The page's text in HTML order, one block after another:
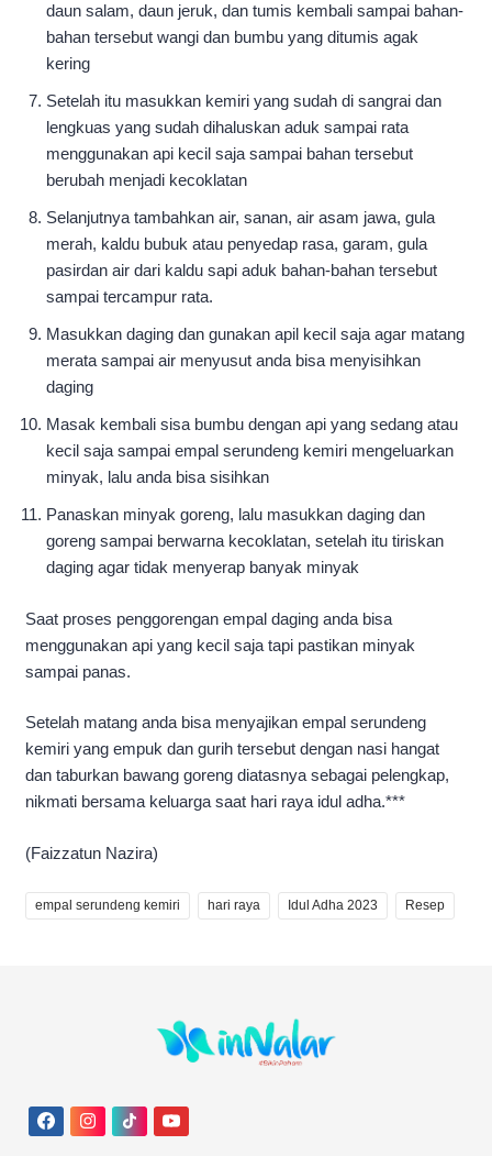
daun salam, daun jeruk, dan tumis kembali sampai bahan-
bahan tersebut wangi dan bumbu yang ditumis agak
kering
Setelah itu masukkan kemiri yang sudah di sangrai dan
lengkuas yang sudah dihaluskan aduk sampai rata
menggunakan api kecil saja sampai bahan tersebut
berubah menjadi kecoklatan
Selanjutnya tambahkan air, sanan, air asam jawa, gula
merah, kaldu bubuk atau penyedap rasa, garam, gula
pasirdan air dari kaldu sapi aduk bahan-bahan tersebut
sampai tercampur rata.
Masukkan daging dan gunakan apil kecil saja agar matang
merata sampai air menyusut anda bisa menyisihkan
daging
Masak kembali sisa bumbu dengan api yang sedang atau
kecil saja sampai empal serundeng kemiri mengeluarkan
minyak, lalu anda bisa sisihkan
Panaskan minyak goreng, lalu masukkan daging dan
goreng sampai berwarna kecoklatan, setelah itu tiriskan
daging agar tidak menyerap banyak minyak
Saat proses penggorengan empal daging anda bisa
menggunakan api yang kecil saja tapi pastikan minyak
sampai panas.
Setelah matang anda bisa menyajikan empal serundeng
kemiri yang empuk dan gurih tersebut dengan nasi hangat
dan taburkan bawang goreng diatasnya sebagai pelengkap,
nikmati bersama keluarga saat hari raya idul adha.***
(Faizzatun Nazira)
empal serundeng kemiri hari raya Idul Adha 2023 Resep